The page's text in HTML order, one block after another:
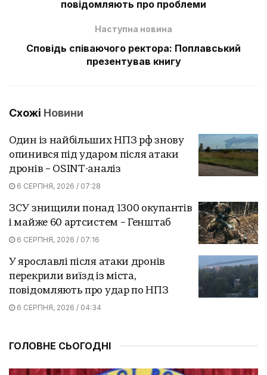
повідомляють про проблеми
Наступна новина
Сповідь співаючого ректора: Поплавський
презентував книгу
Схожі Новини
Один із найбільших НПЗ рф знову
опинився під ударом після атаки
дронів – OSINT-аналіз
6 СЕРПНЯ, 2026 / 07:28
ЗСУ знищили понад 1300 окупантів
і майже 60 артсистем – Генштаб
6 СЕРПНЯ, 2026 / 07:16
У ярославлі після атаки дронів
перекрили виїзд із міста,
повідомляють про удар по НПЗ
6 СЕРПНЯ, 2026 / 04:34
ГОЛОВНЕ СЬОГОДНІ